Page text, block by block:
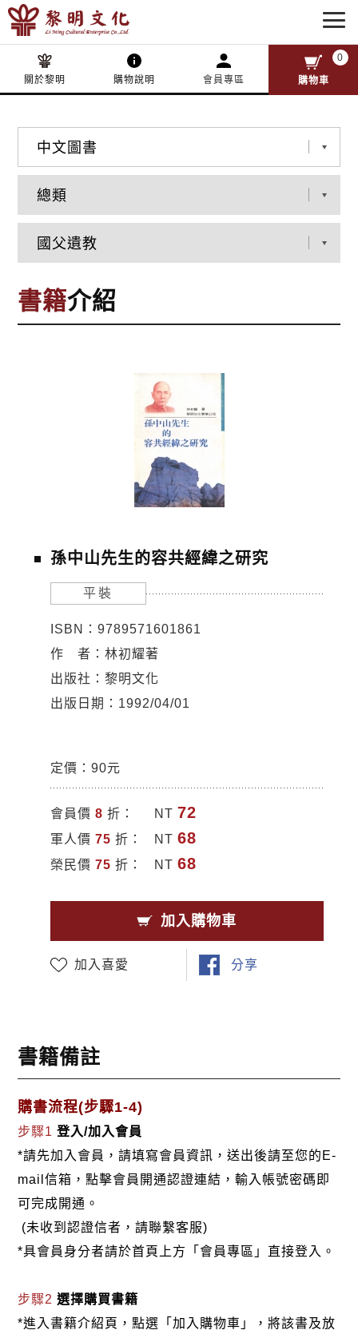
關於黎明 購物說明 會員專區
0
購物車
書籍介紹
孫中山先生的容共經緯之研究
平裝
ISBN：9789571601861
作 者：林初耀著
出版社：黎明文化
出版日期：1992/04/01
定價：90元
會員價 8 折： NT 72
軍人價 75 折： NT 68
榮民價 75 折： NT 68
加入購物車
加入喜愛 分享
書籍備註
購書流程(步驟1-4)
步驟1登入/加入會員
*請先加入會員，請填寫會員資訊，送出後請至您的E-
mail信箱，點擊會員開通認證連結，輸入帳號密碼即
可完成開通。
(未收到認證信者，請聯繫客服)
*具會員身分者請於首頁上方「會員專區」直接登入。
步驟2選擇購買書籍
*進入書籍介紹頁，點選「加入購物車」，將該書及放